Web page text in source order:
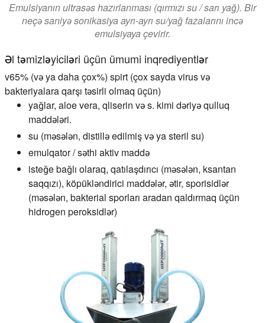
Emulsiyanın ultrasəs hazırlanması (qırmızı su / sarı yağ). Bir
neçə saniyə sonikasiya ayrı-ayrı su/yağ fazalarını incə
emulsiyaya çevirir.
Əl təmizləyiciləri üçün ümumi inqrediyentlər
v65% (və ya daha çox%) spirt (çox sayda virus və
bakteriyalara qarşı təsirli olmaq üçün)
yağlar, aloe vera, qliserin və s. kimi dəriyə qulluq
maddələri.
su (məsələn, distillə edilmiş və ya steril su)
emulqator / səthi aktiv maddə
isteğe bağlı olaraq, qatılaşdırıcı (məsələn, ksantan
saqqızı), köpükləndirici maddələr, ətir, sporisidlər
(məsələn, bakterial sporları aradan qaldırmaq üçün
hidrogen peroksidlər)